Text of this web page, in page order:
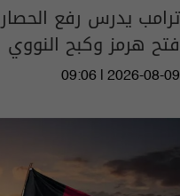
ترامب يدرس رفع
فتح هرمز وكبح النووي
09:06 | 2026-08-09